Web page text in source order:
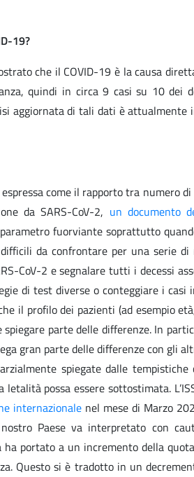
19?
che il COVID-19 è la causa
quindi in circa 9 casi su 10 dei
aggiornata di tali dati è attualmente
come il rapporto tra numero di
da SARS-CoV-2, un documento
fuorviante soprattutto
da confrontare per una serie di
CoV-2 e segnalare tutti i decessi
di test diverse o conteggiare i casi
il profilo dei pazienti (ad esempio
parte delle differenze. In
gran parte delle differenze con gli
spiegate dalle tempistiche
possa essere sottostimata.
internazionale nel mese di Marzo
Paese va interpretato con
ha portato a un incremento della
Questo si è tradotto in un